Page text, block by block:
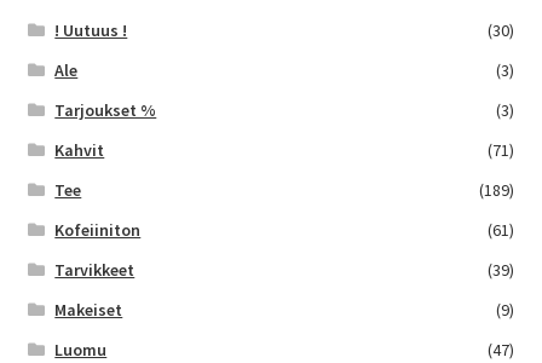
! Uutuus !
(30)
Ale
(3)
Tarjoukset %
(3)
Kahvit
(71)
Tee
(189)
Kofeiiniton
(61)
Tarvikkeet
(39)
Makeiset
(9)
Luomu
(47)